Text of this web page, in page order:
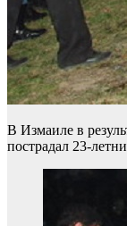
В Измаиле в
пострадал 23-